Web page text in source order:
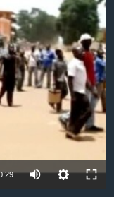
available